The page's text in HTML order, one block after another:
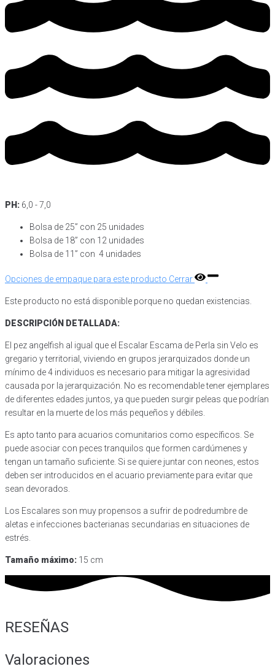
PH: 6,0 - 7,0
Bolsa de 25” con 25 unidades
Bolsa de 18” con 12 unidades
Bolsa de 11” con 4 unidades
Opciones de empaque para este producto Cerrar
Este producto no está disponible porque no quedan existencias.
DESCRIPCIÓN DETALLADA:
El pez angelfish al igual que el Escalar Escama de Perla sin Velo es
gregario y territorial, viviendo en grupos jerarquizados donde un
mínimo de 4 individuos es necesario para mitigar la agresividad
causada por la jerarquización. No es recomendable tener ejemplares
de diferentes edades juntos, ya que pueden surgir peleas que podrían
resultar en la muerte de los más pequeños y débiles.
Es apto tanto para acuarios comunitarios como específicos. Se
puede asociar con peces tranquilos que formen cardúmenes y
tengan un tamaño suficiente. Si se quiere juntar con neones, estos
deben ser introducidos en el acuario previamente para evitar que
sean devorados.
Los Escalares son muy propensos a sufrir de podredumbre de
aletas e infecciones bacterianas secundarias en situaciones de
estrés.
Tamaño máximo: 15 cm
RESEÑAS
Valoraciones